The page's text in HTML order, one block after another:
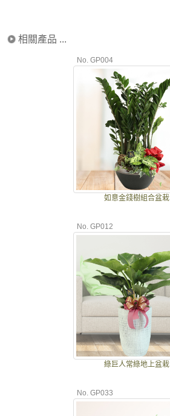
相關產品 ...
No. GP004
如意金錢樹組合盆栽
No. GP012
綠巨人常綠地上盆栽
No. GP033